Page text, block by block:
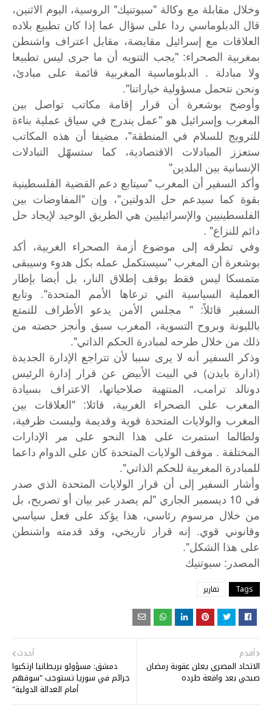
وخلال مقابلة مع وكالة "سبوتنيك" الروسية، اليوم الاثنين،
قال الدبلوماسي ردا على سؤال عما إذا كان تطبيع بلاده
العلاقات مع إسرائيل مقايضة، مقابل اعتراف واشنطن
بمغربية الصحراء: "يجب التنويه أن ما جرى ليس تطبيعا
ولا مبادلة . الدبلوماسية المغربية قائمة على مبادئ،
ونحن نتحمل مسؤولية خياراتنا".
وأوضح بوشعرة أن قرار إقامة مكاتب تواصل بين
المغرب وإسرائيل هو "عمل يندرج في سياق عملية بناءة
للترويج للسلام في المنطقة"، مضيفا أن هذه المكاتب
ستعزز المبادلات الاقتصادية، كما ستسهّل التبادلات
الإنسانية بين البلدين"
وأكد السفير أن المغرب "سيتابع دعم القضية الفلسطينية
بقوة كما سيدعم حل الدولتين"، وإن "المفاوضات بين
الفلسطينيين والإسرائيليين هي الطريق الوحيد لإيجاد حل
دائم للنزاع" .
وفي تطرقه إلى موضوع أزمة الصحراء الغربية، أكد
بوشعرة أن المغرب "سيستكمل عمله بكل هدوء وسيبقى
متمسكا ليس فقط بوقف إطلاق النار، بل أيضا بإطار
العملية السياسية التي ترعاها الأمم المتحدة". وتابع
السفير قائلاً: " مجلس الأمن يدعو الأطراف للتمتع
بالليونة وبروح التسوية، المغرب سبق وأنجز حصته من
ذلك من خلال طرحه لمبادرة الحكم الذاتي".
وذكر السفير أنه لا يرى سببا لأن تتراجع الإدارة الجديدة
(ادارة بايدن) في البيت الأبيض عن قرار إدارة الرئيس
دونالد ترامب، المنتهية صلاحياتها، الاعتراف بسيادة
المغرب على الصحراء الغربية، قائلا: "العلاقات بين
المغرب والولايات المتحدة قوية وقديمة وليست ظرفية،
ولطالما استمرت على هذا النحو على مر الإدارات
المختلفة . موقف الولايات المتحدة كان على الدوام داعما
للمبادرة المغربية للحكم الذاتي".
وأشار السفير إلى أن قرار الولايات المتحدة الذي صدر
في 10 ديسمبر الجاري "لم يصدر عبر بيان أو تصريح، بل
من خلال مرسوم رئاسي، هذا يؤكد على فعل سياسي
وقانوني قوي. إنه قرار تاريخي، وقد قدمته واشنطن
على هذا الشكل".
المصدر : سبوتنيك
Tags تقارير
أحدث
دمشق: مسؤولو بريطانيا ارتكبوا
جرائم في سوريا تستوجب "سوقهم
أمام العدالة الدولية"
أقدم
الاتحاد المصري يعلن عقوبة رمضان
صبحي بعد واقعة طرده